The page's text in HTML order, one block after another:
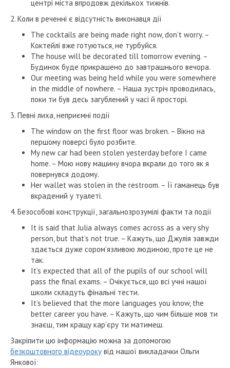
центрі міста впродовж декількох тижнів.
2. Коли в реченні є відсутність виконавця дії
The cocktails are being made right now, don’t worry. –
Коктейлі вже готуються, не турбуйся.
The house will be decorated till tomorrow evening. –
Будинок буде прикрашено до завтрашнього вечора.
Our meeting was being held while you were somewhere
in the middle of nowhere. – Наша зустріч проводилась,
поки ти був десь загублений у часі й просторі.
3. Певні лиха, неприємні події
The window on the first floor was broken. – Вікно на
першому поверсі було розбите.
My new car had been stolen yesterday before I came
home. – Мою нову машину вчора вкрали до того як я
повернувся додому.
Her wallet was stolen in the restroom. – Її гаманець був
вкрадений у туалеті.
4. Безособові конструкції, загальнозрозумілі факти та події
It is said that Julia always comes across as a very shy
person, but that’s not true. – Кажуть, що Джулія завжди
здається дуже сором’язливою людиною, проте це не
так.
It’s expected that all of the pupils of our school will
pass the final exams. – Очікується, що всі учні нашої
школи складуть фінальні тести.
It’s believed that the more languages you know, the
better career you have. – Кажуть, що чим більше мов ти
знаєш, тим кращу кар’єру ти матимеш.
Закріпити цю інформацію можна за допомогою
безкоштовного відеоуроку від нашої викладачки Ольги
Янкової: